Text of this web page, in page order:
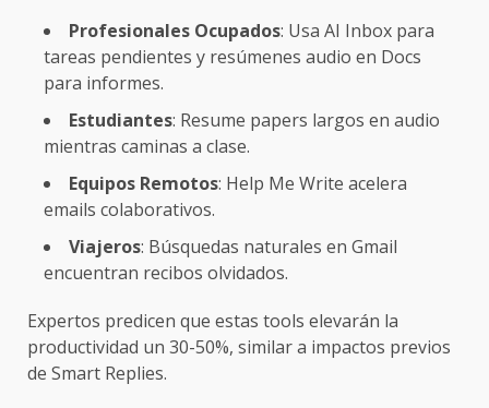
Profesionales Ocupados: Usa AI Inbox para
tareas pendientes y resúmenes audio en Docs
para informes.
Estudiantes: Resume papers largos en audio
mientras caminas a clase.
Equipos Remotos: Help Me Write acelera
emails colaborativos.
Viajeros: Búsquedas naturales en Gmail
encuentran recibos olvidados.
Expertos predicen que estas tools elevarán la
productividad un 30-50%, similar a impactos previos
de Smart Replies.